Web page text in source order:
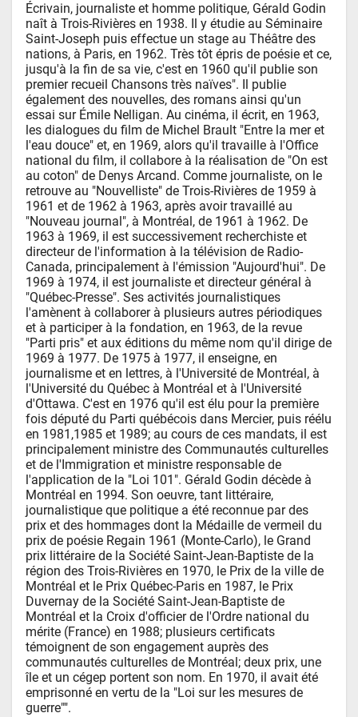
Écrivain, journaliste et homme politique, Gérald Godin
naît à Trois-Rivières en 1938. Il y étudie au Séminaire
Saint-Joseph puis effectue un stage au Théâtre des
nations, à Paris, en 1962. Très tôt épris de poésie et ce,
jusqu'à la fin de sa vie, c'est en 1960 qu'il publie son
premier recueil Chansons très naïves". Il publie
également des nouvelles, des romans ainsi qu'un
essai sur Émile Nelligan. Au cinéma, il écrit, en 1963,
les dialogues du film de Michel Brault "Entre la mer et
l'eau douce" et, en 1969, alors qu'il travaille à l'Office
national du film, il collabore à la réalisation de "On est
au coton" de Denys Arcand. Comme journaliste, on le
retrouve au "Nouvelliste" de Trois-Rivières de 1959 à
1961 et de 1962 à 1963, après avoir travaillé au
"Nouveau journal", à Montréal, de 1961 à 1962. De
1963 à 1969, il est successivement recherchiste et
directeur de l'information à la télévision de Radio-
Canada, principalement à l'émission "Aujourd'hui". De
1969 à 1974, il est journaliste et directeur général à
"Québec-Presse". Ses activités journalistiques
l'amènent à collaborer à plusieurs autres périodiques
et à participer à la fondation, en 1963, de la revue
"Parti pris" et aux éditions du même nom qu'il dirige de
1969 à 1977. De 1975 à 1977, il enseigne, en
journalisme et en lettres, à l'Université de Montréal, à
l'Université du Québec à Montréal et à l'Université
d'Ottawa. C'est en 1976 qu'il est élu pour la première
fois député du Parti québécois dans Mercier, puis réélu
en 1981,1985 et 1989; au cours de ces mandats, il est
principalement ministre des Communautés culturelles
et de l'Immigration et ministre responsable de
l'application de la "Loi 101". Gérald Godin décède à
Montréal en 1994. Son oeuvre, tant littéraire,
journalistique que politique a été reconnue par des
prix et des hommages dont la Médaille de vermeil du
prix de poésie Regain 1961 (Monte-Carlo), le Grand
prix littéraire de la Société Saint-Jean-Baptiste de la
région des Trois-Rivières en 1970, le Prix de la ville de
Montréal et le Prix Québec-Paris en 1987, le Prix
Duvernay de la Société Saint-Jean-Baptiste de
Montréal et la Croix d'officier de l'Ordre national du
mérite (France) en 1988; plusieurs certificats
témoignent de son engagement auprès des
communautés culturelles de Montréal; deux prix, une
île et un cégep portent son nom. En 1970, il avait été
emprisonné en vertu de la "Loi sur les mesures de
guerre"".